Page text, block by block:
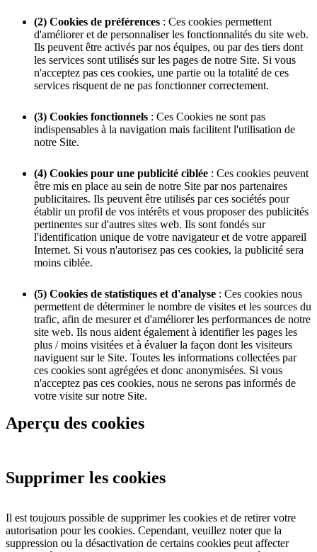
(2) Cookies de préférences : Ces cookies permettent
d'améliorer et de personnaliser les fonctionnalités du site web.
Ils peuvent être activés par nos équipes, ou par des tiers dont
les services sont utilisés sur les pages de notre Site. Si vous
n'acceptez pas ces cookies, une partie ou la totalité de ces
services risquent de ne pas fonctionner correctement.
(3) Cookies fonctionnels : Ces Cookies ne sont pas
indispensables à la navigation mais facilitent l'utilisation de
notre Site.
(4) Cookies pour une publicité ciblée : Ces cookies peuvent
être mis en place au sein de notre Site par nos partenaires
publicitaires. Ils peuvent être utilisés par ces sociétés pour
établir un profil de vos intérêts et vous proposer des publicités
pertinentes sur d'autres sites web. Ils sont fondés sur
l'identification unique de votre navigateur et de votre appareil
Internet. Si vous n'autorisez pas ces cookies, la publicité sera
moins ciblée.
(5) Cookies de statistiques et d'analyse : Ces cookies nous
permettent de déterminer le nombre de visites et les sources du
trafic, afin de mesurer et d'améliorer les performances de notre
site web. Ils nous aident également à identifier les pages les
plus / moins visitées et à évaluer la façon dont les visiteurs
naviguent sur le Site. Toutes les informations collectées par
ces cookies sont agrégées et donc anonymisées. Si vous
n'acceptez pas ces cookies, nous ne serons pas informés de
votre visite sur notre Site.
Aperçu des cookies
Supprimer les cookies
Il est toujours possible de supprimer les cookies et de retirer votre
autorisation pour les cookies. Cependant, veuillez noter que la
suppression ou la désactivation de certains cookies peut affecter